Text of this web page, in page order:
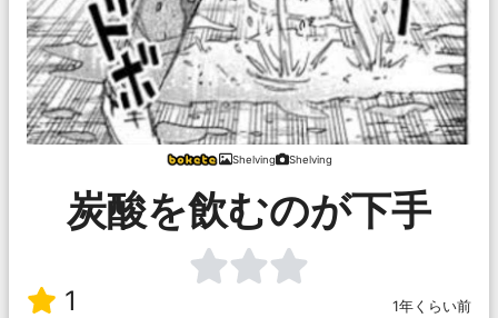
Shelving Shelving
炭酸を飲むのが下手
1 1年くらい前